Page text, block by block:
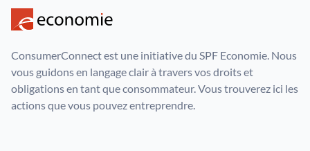
ConsumerConnect est une initiative du SPF Economie. Nous
vous guidons en langage clair à travers vos droits et
obligations en tant que consommateur. Vous trouverez ici les
actions que vous pouvez entreprendre.